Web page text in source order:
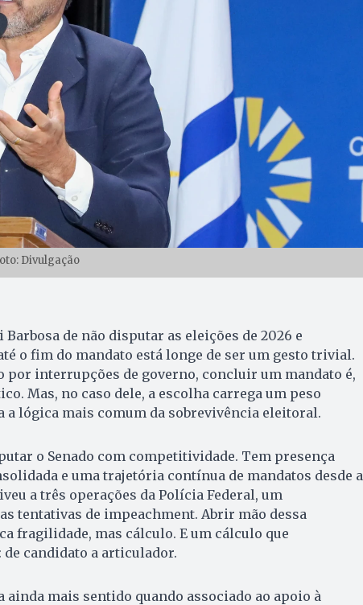
Divulgação
Barbosa de não disputar as eleições de 2026 e
o fim do mandato está longe de ser um gesto trivial.
por interrupções de governo, concluir um mandato é,
Mas, no caso dele, a escolha carrega um peso
a lógica mais comum da sobrevivência eleitoral.
o Senado com competitividade. Tem presença
e uma trajetória contínua de mandatos desde a
a três operações da Polícia Federal, um
tentativas de impeachment. Abrir mão dessa
fragilidade, mas cálculo. E um cálculo que
candidato a articulador.
ainda mais sentido quando associado ao apoio à